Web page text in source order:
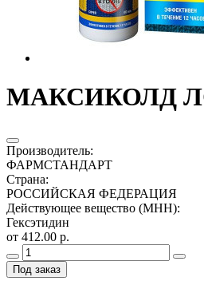
МАКСИКОЛД
Производитель:
ФАРМСТАНДАРТ
Страна:
РОССИЙСКАЯ ФЕДЕРАЦИЯ
Действующее вещество (МНН):
Гексэтидин
от 412.00 р.
Под заказ